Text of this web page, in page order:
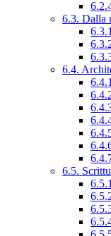
6.3. Dalla
6.4.
6.5.